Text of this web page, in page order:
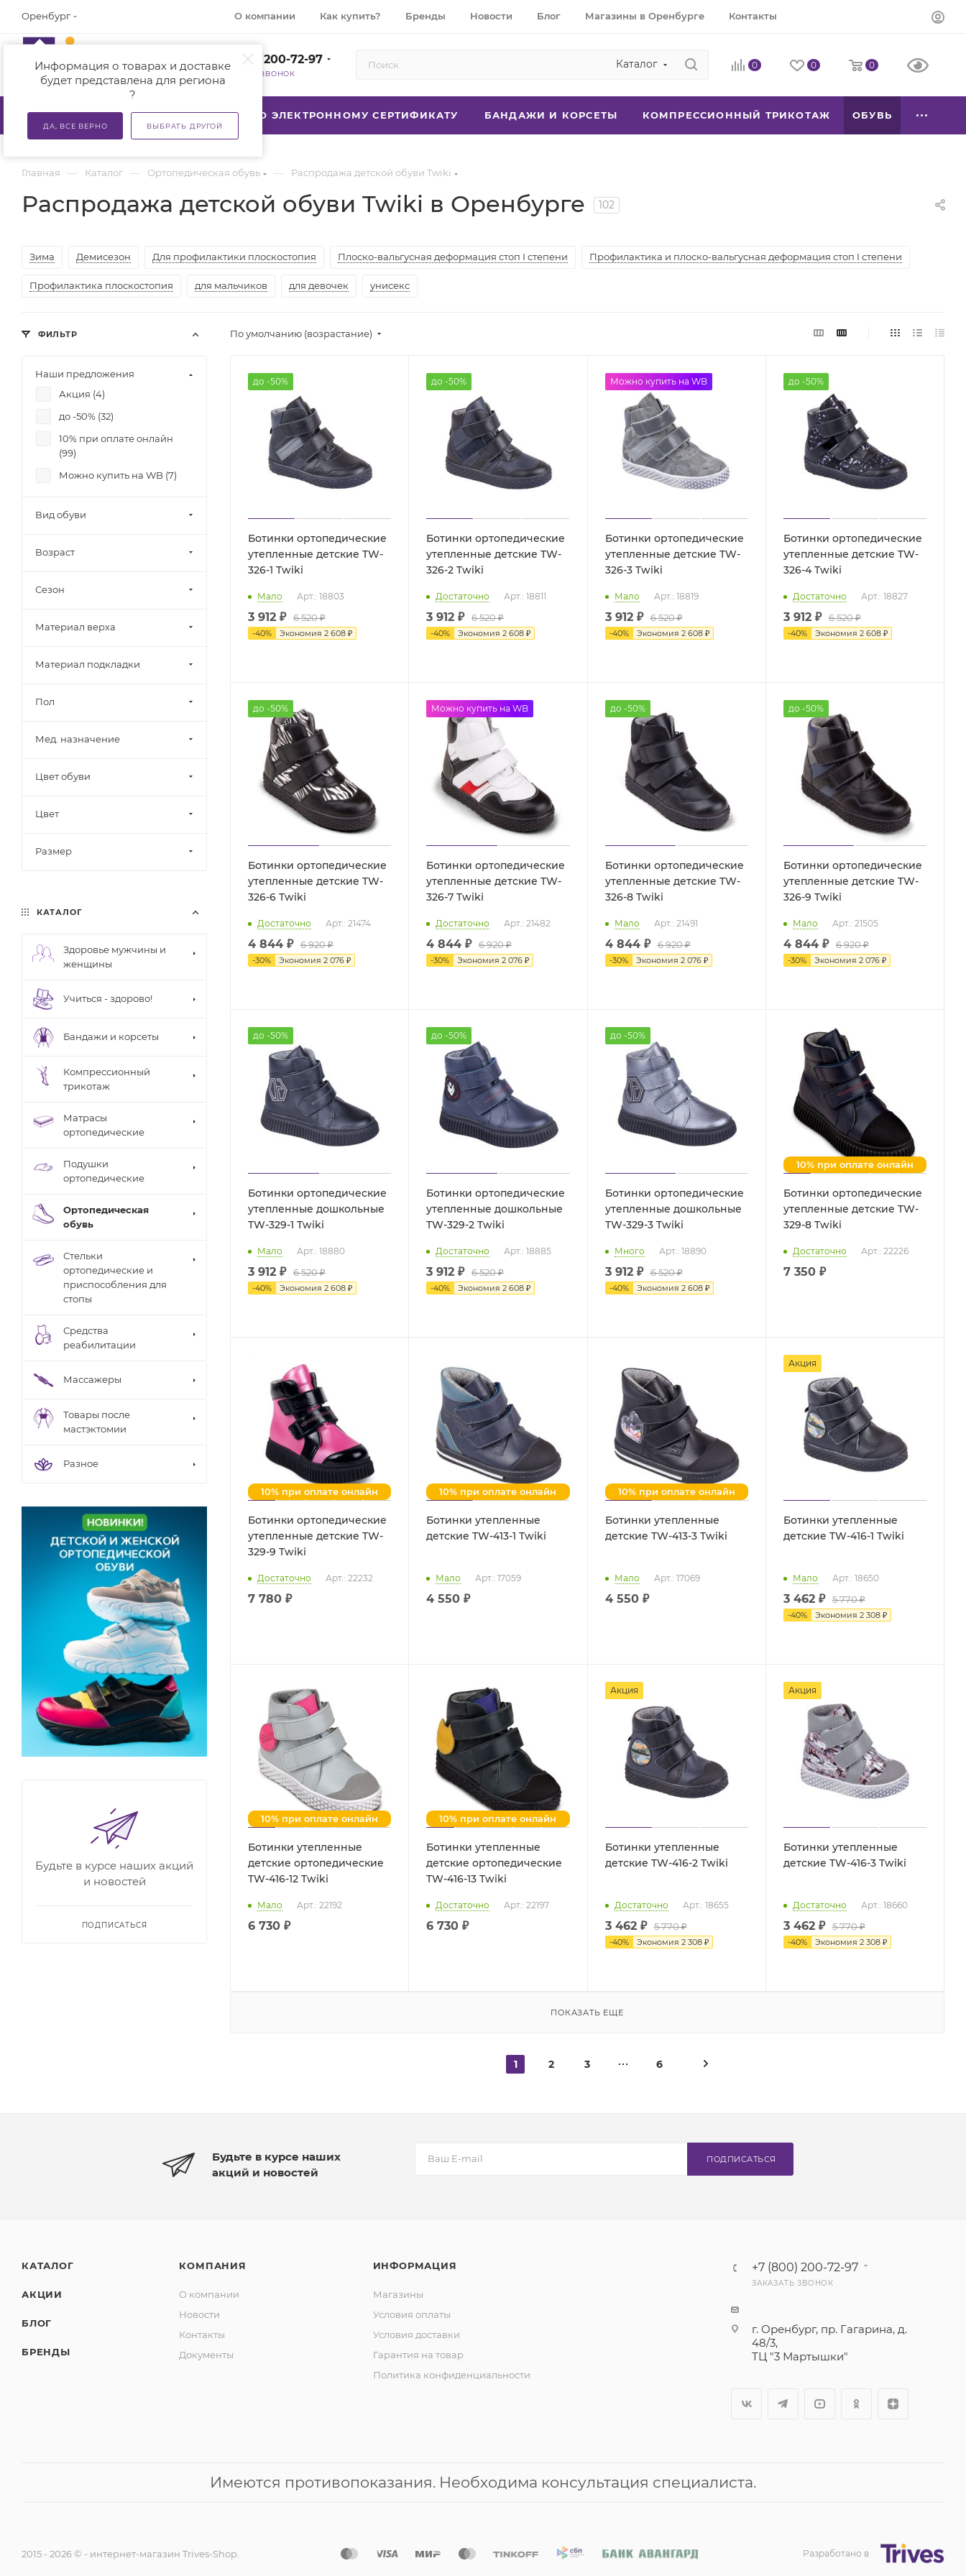
Оренбург
Информация о товарах и доставке
будет представлена для региона
?
ДА, ВСЕ ВЕРНО ВЫБРАТЬ ДРУГОЙ
О компании Как купить? Бренды Новости Блог Магазины в Оренбурге Контакты
+7 (800) 200-72-97
ЗАКАЗАТЬ ЗВОНОК
Каталог 0 0 0
КАТАЛОГ АКЦИИ ТСР ПО ЭЛЕКТРОННОМУ СЕРТИФИКАТУ БАНДАЖИ И КОРСЕТЫ КОМПРЕССИОННЫЙ ТРИКОТАЖ ОБУВЬ
Главная — Каталог — Ортопедическая обувь — Распродажа детской обуви Twiki
Распродажа детской обуви Twiki в Оренбурге 102
Зима Демисезон Для профилактики плоскостопия Плоско-вальгусная деформация стоп I степени Профилактика и плоско-вальгусная деформация стоп I степени
Профилактика плоскостопия для мальчиков для девочек унисекс
По умолчанию (возрастание)
до -50%
Ботинки ортопедические
утепленные детские TW-
326-1 Twiki
Мало Арт.: 18803
3 912 ₽ 6 520 ₽
-40% Экономия 2 608 ₽
до -50%
Ботинки ортопедические
утепленные детские TW-
326-2 Twiki
Достаточно Арт.: 18811
3 912 ₽ 6 520 ₽
-40% Экономия2 608 ₽
до -50%
Можно купить на WB
Ботинки ортопедические
утепленные детские TW-
326-3 Twiki
Мало Арт.: 18819
3 912 ₽ 6 520 ₽
-40% Экономия 2 608 ₽
до -50%
Ботинки ортопедические
утепленные детские TW-
326-4 Twiki
Достаточно Арт.: 18827
3 912 ₽ 6 520 ₽
-40% Экономия 2 608 ₽
до -50%
Ботинки ортопедические
утепленные детские TW-
326-6 Twiki
Достаточно Арт.: 21474
4 844 ₽ 6 920 ₽
-30% Экономия 2 076 ₽
до -50%
Можно купить на WB
Ботинки ортопедические
утепленные детские TW-
326-7 Twiki
Достаточно Арт.: 21482
4 844 ₽ 6 920 ₽
-30% Экономия2 076 ₽
до -50%
Ботинки ортопедические
утепленные детские TW-
326-8 Twiki
Мало Арт.: 21491
4 844₽ 6 920₽
-30% Экономия 2 076₽
до -50%
Ботинки ортопедические
утепленные детские TW-
326-9 Twiki
Мало Арт.: 21505
4 844 ₽ 6 920 ₽
-30% Экономия 2 076 ₽
до -50%
Ботинки ортопедические
утепленные дошкольные
TW-329-1 Twiki
Мало Арт.: 18880
3 912 ₽ 6 520 ₽
-40% Экономия 2 608 ₽
до -50%
Ботинки ортопедические
утепленные дошкольные
TW-329-2 Twiki
Достаточно Арт.: 18885
3 912 ₽ 6 520 ₽
-40% Экономия2 608 ₽
до -50%
Ботинки ортопедические
утепленные дошкольные
TW-329-3 Twiki
Много Арт.: 18890
3 912 ₽ 6 520 ₽
-40% Экономия 2 608 ₽
10% при оплате онлайн
Ботинки ортопедические
утепленные детские TW-
329-8 Twiki
Достаточно Арт.: 22226
7 350 ₽
10% при оплате онлайн
Ботинки ортопедические
утепленные детские TW-
329-9 Twiki
Достаточно Арт.: 22232
7 780 ₽
10% при оплате онлайн
Ботинки утепленные
детские TW-413-1 Twiki
Мало Арт.: 17059
4 550 ₽
10% при оплате онлайн
Ботинки утепленные
детские TW-413-3 Twiki
Мало Арт.: 17069
4 550 ₽
Акция
Ботинки утепленные
детские TW-416-1 Twiki
Мало Арт.: 18650
3 462 ₽ 5 770 ₽
-40% Экономия 2 308 ₽
10% при оплате онлайн
Ботинки утепленные
детские ортопедические
TW-416-12 Twiki
Мало Арт.: 22192
6 730 ₽
10% при оплате онлайн
Ботинки утепленные
детские ортопедические
TW-416-13 Twiki
Достаточно Арт.: 22197
6 730 ₽
Акция
Ботинки утепленные
детские TW-416-2 Twiki
Достаточно Арт.: 18655
3 462 ₽ 5 770 ₽
-40% Экономия 2 308 ₽
Акция
Ботинки утепленные
детские TW-416-3 Twiki
Достаточно Арт.: 18660
3 462 ₽ 5 770 ₽
-40% Экономия 2 308 ₽
ПОКАЗАТЬ ЕЩЕ
1 2 3 6
ФИЛЬТР
Наши предложения
Акция (4)
до -50% (32)
10% при оплате онлайн
(99)
Можно купить на WB (7)
Вид обуви
Возраст
Сезон
Материал верха
Материал подкладки
Пол
Мед. назначение
Цвет обуви
Цвет
Размер
КАТАЛОГ
Здоровье мужчины и
женщины
Учиться - здорово!
Бандажи и корсеты
Компрессионный
трикотаж
Матрасы
ортопедические
Подушки
ортопедические
Ортопедическая
обувь
Стельки
ортопедические и
приспособления для
стопы
Средства
реабилитации
Массажеры
Товары после
мастэктомии
Разное
Будьте в курсе наших акций
и новостей
ПОДПИСАТЬСЯ
Будьте в курсе наших
акций и новостей
ПОДПИСАТЬСЯ
КАТАЛОГ
АКЦИИ
БЛОГ
БРЕНДЫ
КОМПАНИЯ
О компании
Новости
Контакты
Документы
ИНФОРМАЦИЯ
Магазины
Условия оплаты
Условия доставки
Гарантия на товар
Политика конфиденциальности
+7 (800) 200-72-97
ЗАКАЗАТЬ ЗВОНОК
г. Оренбург, пр. Гагарина, д.
48/3,
ТЦ "3 Мартышки"
Имеются противопоказания. Необходима консультация специалиста.
2015 - 2026 © - интернет-магазин Trives-Shop. Разработано в